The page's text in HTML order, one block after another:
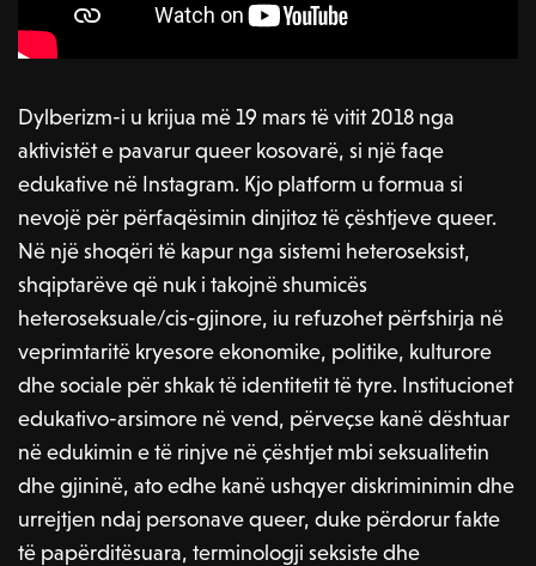
P
a
-00:56
t
t
n
s
l
s
c
e
e
a
Dylberizm-i u krijua më 19 mars të vitit 2018 nga
aktivistët e pavarur queer kosovarë, si një faqe
edukative në Instagram. Kjo platform u formua si
nevojë për përfaqësimin dinjitoz të çështjeve queer.
Në një shoqëri të kapur nga sistemi heteroseksist,
shqiptarëve që nuk i takojnë shumicës
heteroseksuale/cis-gjinore, iu refuzohet përfshirja në
veprimtaritë kryesore ekonomike, politike, kulturore
dhe sociale për shkak të identitetit të tyre. Institucionet
edukativo-arsimore në vend, përveçse kanë dështuar
në edukimin e të rinjve në çështjet mbi seksualitetin
dhe gjininë, ato edhe kanë ushqyer diskriminimin dhe
urrejtjen ndaj personave queer, duke përdorur fakte
të papërditësuara, terminologji seksiste dhe